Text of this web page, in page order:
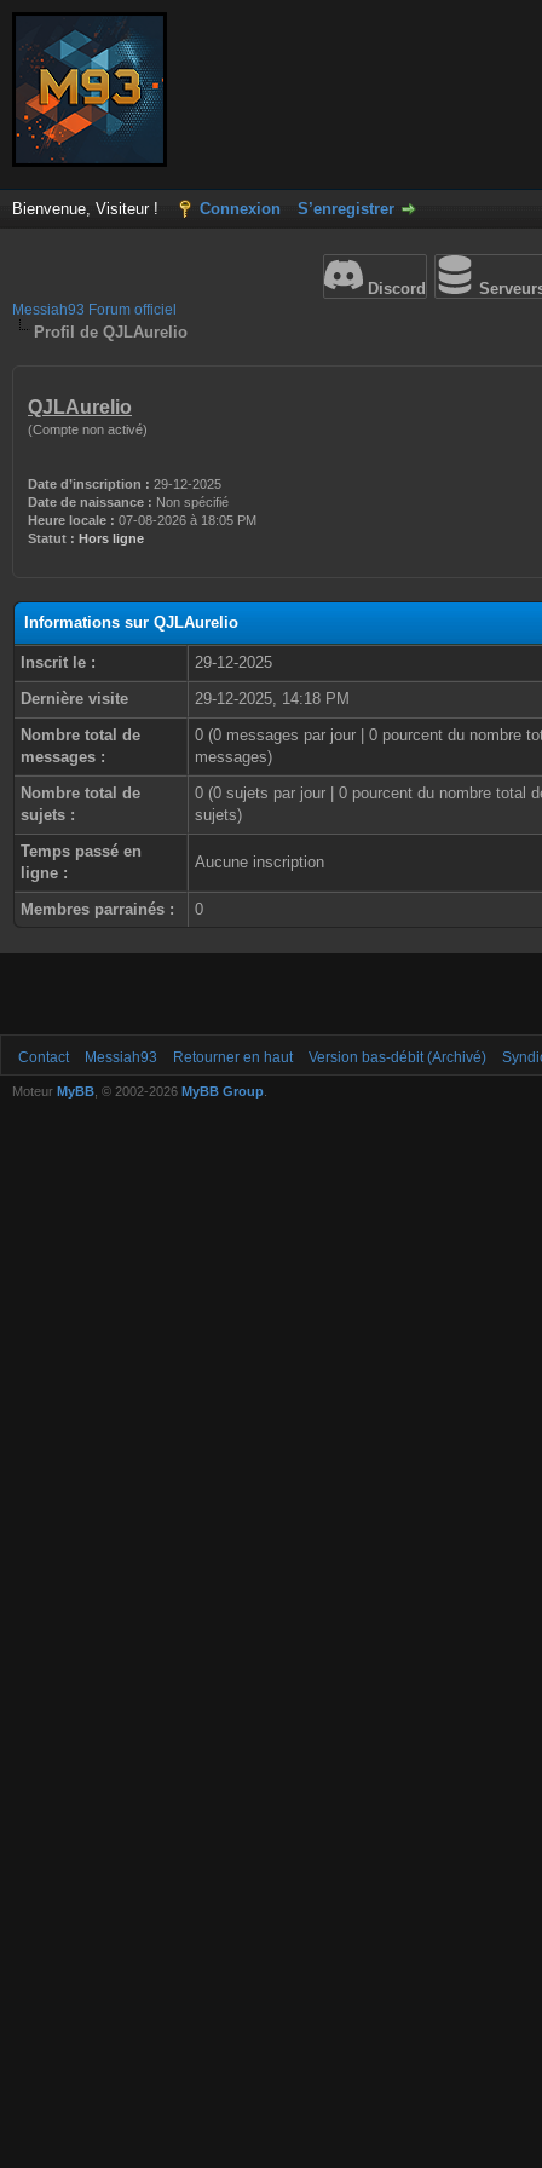
Bienvenue, Visiteur ! Connexion S’enregistrer
Discord
Messiah93 Forum officiel
Profil de QJLAurelio
QJLAurelio
(Compte non activé)
Date d’inscription : 29-12-2025
Date de naissance : Non spécifié
Heure locale : 07-08-2026 à 18:05 PM
Statut : Hors ligne
Informations sur QJLAurelio
Inscrit le :
29-12-2025
Dernière visite
29-12-2025, 14:18 PM
Nombre total de
messages :
0 (0 messages par jour | 0 pourcent du nombre
messages)
Nombre total de
sujets :
0 (0 sujets par jour | 0 pourcent du nombre total
sujets)
Temps passé en
ligne :
Aucune inscription
Membres parrainés : 0
Contact Messiah93 Retourner en haut Version bas-débit (Archivé)
Moteur MyBB , © 2002-2026 MyBB Group